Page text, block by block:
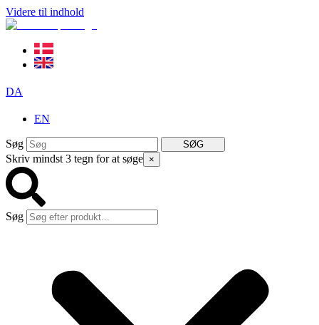
Videre til indhold
DA
EN
Søg SØG
Skriv mindst 3 tegn for at søge ×
Søg